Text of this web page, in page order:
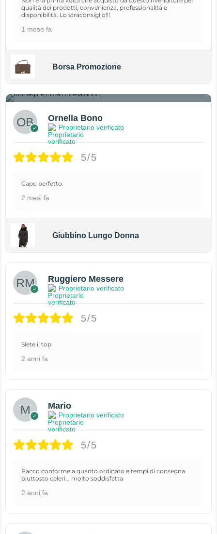
qualità dei prodotti, convenienza, professionalità e
disponibilità. Lo straconsiglio!!!
1 mese fa
Borsa Promozione
Ornella Bono
Proprietario verificato
5/5
Capo perfetto.
2 mesi fa
Giubbino Lungo Donna
Ruggiero Messere
Proprietario verificato
5/5
Siete il top
2 anni fa
Mario
Proprietario verificato
5/5
Pacco conforme a quanto ordinato e tempi di consegna
piuttosto celeri... molto soddisfatta
2 anni fa